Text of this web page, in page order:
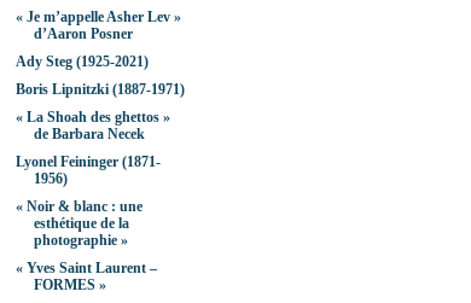
« Je m’appelle Asher Lev »
d’Aaron Posner
Ady Steg (1925-2021)
Boris Lipnitzki (1887-1971)
« La Shoah des ghettos »
de Barbara Necek
Lyonel Feininger (1871-
1956)
« Noir & blanc : une
esthétique de la
photographie »
« Yves Saint Laurent –
FORMES »